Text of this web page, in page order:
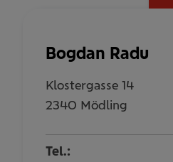
Bogdan Radu
Klostergasse 14
2340 Mödling
Tel.: